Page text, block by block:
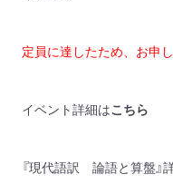
定員に達したため、お申
イベント詳細はこちら
『現代語訳 論語と算盤』